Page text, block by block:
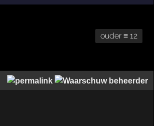
ouder ≡ 12